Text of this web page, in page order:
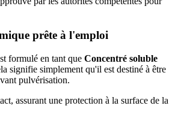
prête à l'emploi
formulé en tant que Concentré soluble
signifie simplement qu'il est destiné à être
pulvérisation.
assurant une protection à la surface de la